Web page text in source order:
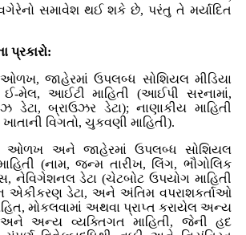
સમાવેશ થઈ શકે છે, પરંતુ તે મર્યાદિત
પ્રકારો:
ઓળખ, જાહેરમાં ઉપલબ્ધ સોશિયલ મીડિયા
ઈ-મેલ, આઈટી માહિતી (આઈપી સરનામાં,
ડેટા, બ્રાઉઝર ડેટા); નાણાકીય માહિતી
ખાતાની વિગતો, ચુકવણી માહિતી).
ઓળખ અને જાહેરમાં ઉપલબ્ધ સોશિયલ
(નામ, જન્મ તારીખ, લિંગ, ભૌગોલિક
નેવિગેશનલ ડેટા (ચેટબોટ ઉપયોગ માહિતી
એકીકરણ ડેટા, અને અંતિમ વપરાશકર્તાઓ
મોકલવામાં અથવા પ્રાપ્ત કરાયેલ અન્ય
અને અન્ય વ્યક્તિગત માહિતી, જેની હદ